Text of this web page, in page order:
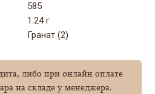
585
1.24 г
Гранат (2)
либо при онлайн оплате
на складе у менеджера.